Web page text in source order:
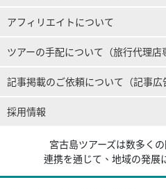
アフィリエイトについて
ツアーの手配について（旅行代理店
記事掲載のご依頼について（記事広
採用情報
宮古島ツアーズは数多く
連携を通じて、地域の発展